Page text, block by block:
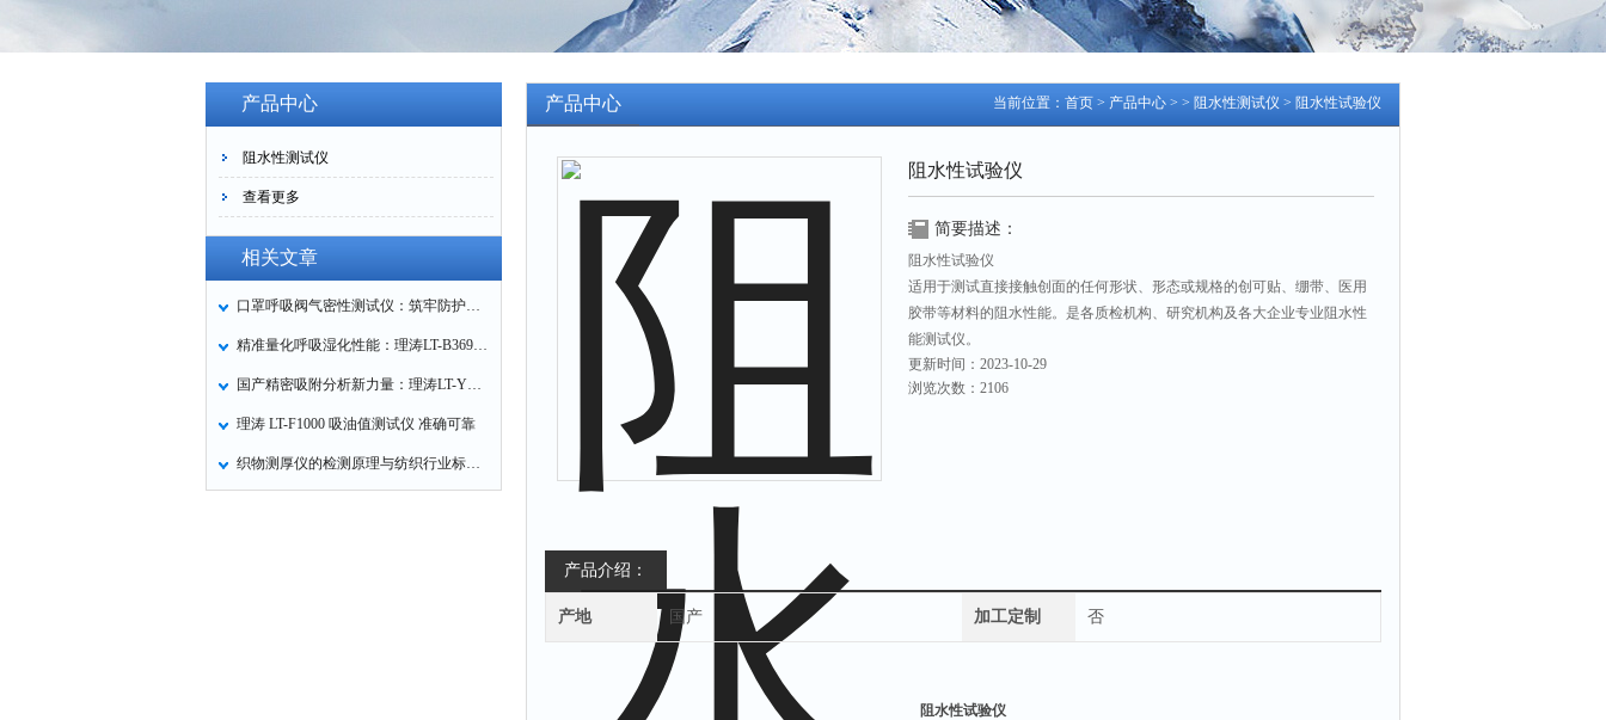
产品中心
阻水性测试仪
查看更多
相关文章
口罩呼吸阀气密性测试仪：筑牢防护口罩的质量关卡
精准量化呼吸湿化性能：理涛LT-B369湿化器数据采集装置技术解析
国产精密吸附分析新力量：理涛LT-Y019A全自动高压吸附仪的性能与应用解析
理涛 LT-F1000 吸油值测试仪 准确可靠
织物测厚仪的检测原理与纺织行业标准化应用
当前位置： 首页 > 产品中心 > > 阻水性测试仪 > 阻水性试验仪
产品中心
阻水性试验仪
简要描述：
阻水性试验仪
适用于测试直接接触创面的任何形状、形态或规格的创可贴、绷带、医用
胶带等材料的阻水性能。是各质检机构、研究机构及各大企业专业阻水性
能测试仪。
更新时间：2023-10-29
浏览次数：2106
产品介绍：
产地 国产 加工定制 否
阻水性试验仪